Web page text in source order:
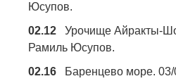
Юсупов.
02.12 Урочище Айракты-
Рамиль Юсупов.
02.16 Баренцево море.